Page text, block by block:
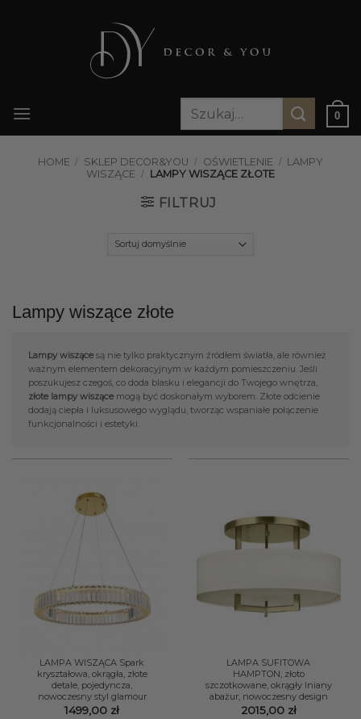
Szukaj:
0
HOME / SKLEP DECOR&YOU / OŚWIETLENIE / LAMPY
WISZĄCE / LAMPY WISZĄCE ZŁOTE
FILTRUJ
Lampy wiszące złote
Lampy wiszące są nie tylko praktycznym źródłem światła, ale również
ważnym elementem dekoracyjnym w każdym pomieszczeniu. Jeśli
poszukujesz czegoś, co doda blasku i elegancji do Twojego wnętrza,
złote lampy wiszące mogą być doskonałym wyborem. Złote odcienie
dodają ciepła i luksusowego wyglądu, tworząc wspaniałe połączenie
funkcjonalności i estetyki.
LAMPA WISZĄCA Spark
kryształowa, okrągła, złote
detale, pojedyncza,
nowoczesny styl glamour
1499,00 zł
LAMPA SUFITOWA
HAMPTON, złoto
szczotkowane, okrągły lniany
abażur, nowoczesny design
2015,00 zł